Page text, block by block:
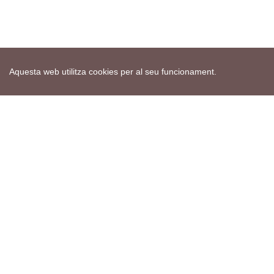
Aquesta web utilitza cookies per al seu funcionament.